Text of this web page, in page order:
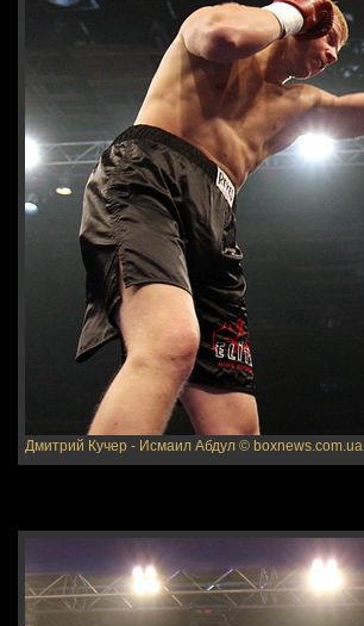
Дмитрий Кучер - Исмаил Абдул © boxnews.com.ua